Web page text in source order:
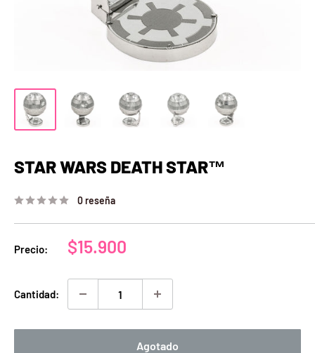
STAR WARS DEATH STAR™
0 reseña
Precio:
Precio
venta
$15.900
Cantidad:
Agotado